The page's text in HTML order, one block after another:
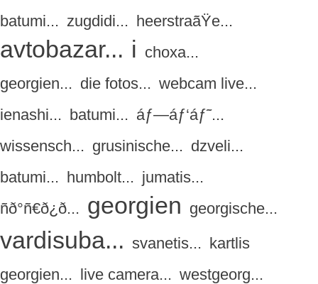
batumi... zugdidi... heerstraãŸe...
avtobazar... i choxa...
georgien... die fotos... webcam live...
ienashi... batumi... áƒ—áƒ‘áƒ˜...
wissensch... grusinische... dzveli...
batumi... humbolt... jumatis...
ñð°ñ€ð¿ð... georgien georgische...
vardisuba... svanetis... kartlis
georgien... live camera... westgeorg...